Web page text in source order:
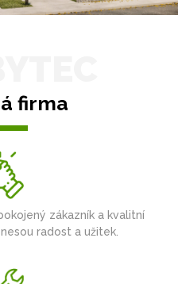
firma
zákazník a kvalitní
radost a užitek.